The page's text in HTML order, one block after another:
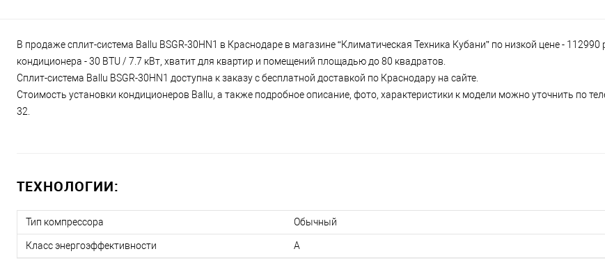
В продаже сплит-система Ballu BSGR-30HN1 в Краснодаре в магазине “Климатическая Техника Кубани” по низкой цене -
кондиционера - 30 BTU / 7.7 кВт, хватит для квартир и помещений площадью до 80 квадратов.
Сплит-система Ballu BSGR-30HN1 доступна к заказу с бесплатной доставкой по Краснодару на сайте.
Стоимость установки кондиционеров Ballu, а также подробное описание, фото, характеристики к модели можно уточнить по
32.
ТЕХНОЛОГИИ:
Тип компрессора Обычный
Класс энергоэффективности A